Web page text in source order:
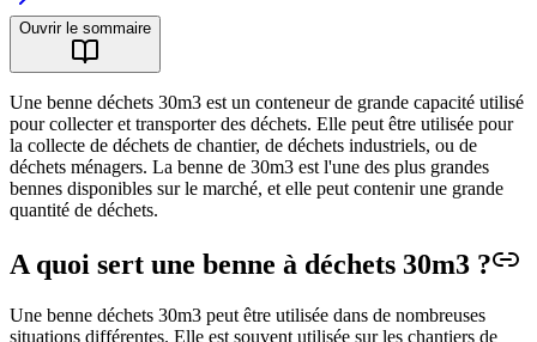
Ouvrir le sommaire
Une benne déchets 30m3 est un conteneur de grande capacité utilisé
pour collecter et transporter des déchets. Elle peut être utilisée pour
la collecte de déchets de chantier, de déchets industriels, ou de
déchets ménagers. La benne de 30m3 est l'une des plus grandes
bennes disponibles sur le marché, et elle peut contenir une grande
quantité de déchets.
A quoi sert une benne à déchets 30m3 ?
Une benne déchets 30m3 peut être utilisée dans de nombreuses
situations différentes. Elle est souvent utilisée sur les chantiers de